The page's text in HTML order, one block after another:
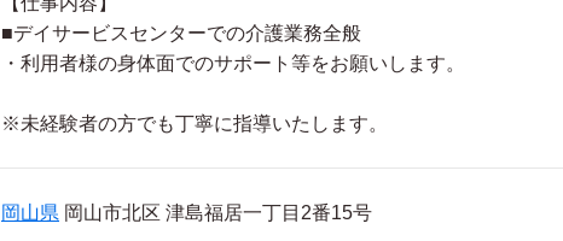
■デイサービスセンターでの介護業務全般
・利用者様の身体面でのサポート等をお願いします。
※未経験者の方でも丁寧に指導いたします。
岡山県 岡山市北区 津島福居一丁目2番15号